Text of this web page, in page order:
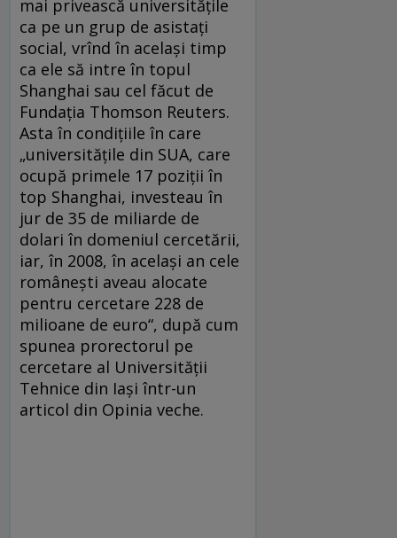
mai privească universităţile
ca pe un grup de asistaţi
social, vrînd în acelaşi timp
ca ele să intre în topul
Shanghai sau cel făcut de
Fundaţia Thomson Reuters.
Asta în condiţiile în care
„universităţile din SUA, care
ocupă primele 17 poziţii în
top Shanghai, investeau în
jur de 35 de miliarde de
dolari în domeniul cercetării,
iar, în 2008, în acelaşi an cele
româneşti aveau alocate
pentru cercetare 228 de
milioane de euro“, după cum
spunea prorectorul pe
cercetare al Universităţii
Tehnice din Iaşi într-un
articol din Opinia veche.